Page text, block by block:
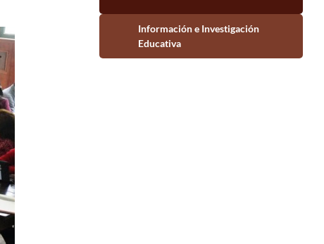
Información e Investigación Educativa